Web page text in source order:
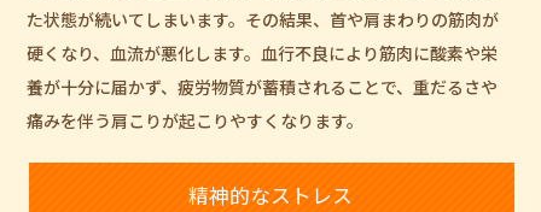
た状態が続いてしまいます。その結果、首や肩まわりの筋肉が
硬くなり、血流が悪化します。血行不良により筋肉に酸素や栄
養が十分に届かず、疲労物質が蓄積されることで、重だるさや
痛みを伴う肩こりが起こりやすくなります。
精神的なストレス